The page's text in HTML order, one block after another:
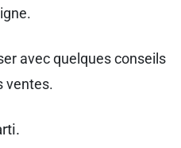
avec quelques conseils
ventes.